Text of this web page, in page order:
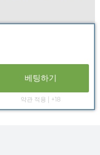
베팅하기
약관 적용 | +18